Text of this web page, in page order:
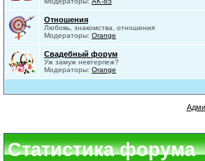
Отношения
Любовь, знакомства, отношения
Модераторы: Orange
Свадебный форум
Уж замуж невтерпеж?
Модераторы: Orange
Статистика форума